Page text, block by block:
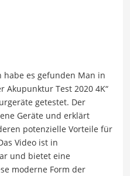
habe es gefunden Man in
Akupunktur Test 2020 4K“
getestet. Der
Geräte und erklärt
potenzielle Vorteile für
Video ist in
und bietet eine
moderne Form der